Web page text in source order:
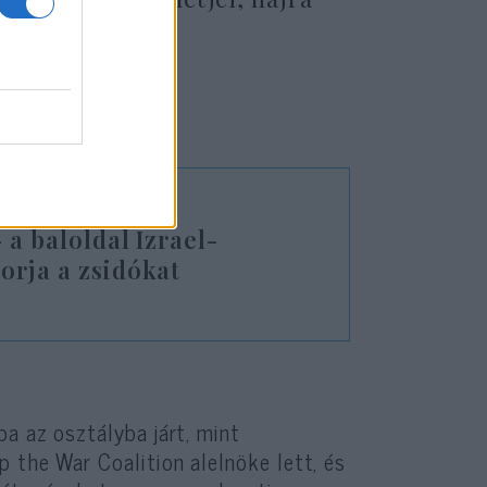
a baloldal Izrael-
a zsidókat
az osztályba járt, mint
the War Coalition alelnöke lett, és